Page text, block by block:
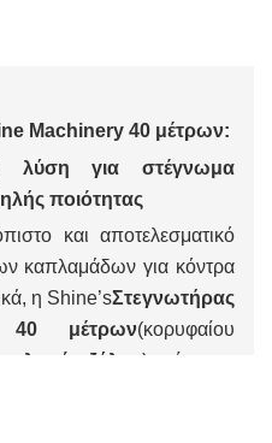
Machinery 40 μέτρων:
λύση για στέγνωμα
ποιότητας
και αποτελεσματικό
καπλαμάδων για κόντρα
η Shine’sΣτεγνωτήρας
μέτρων(κορυφαίου
ξύλου ) είναι η
γνώμονα τις σύγχρονες
κόντρα πλακέ, αυτό το